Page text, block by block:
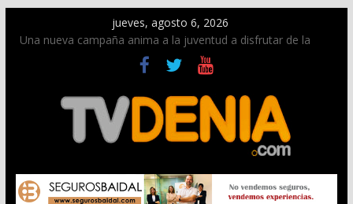
jueves, agosto 6, 2026
Una nueva campaña anima a la juventud a disfrutar de la
Paco Adsuar dona al Arxiu de Dénia más de 50.000 imágenes
de la memoria visual de la ciudad
La Entraeta Festera llena de ambiente la calle Marqués de
Campo con la recepción a la Capitanía Cristiana
El XII Festival de Jazz de Dénia reunirá durante agosto a
figuras nacionales e internacionales en los Jardins de
Torrecremada
Los Moros y Cristianos 2026 reciben las llaves de la ciudad y